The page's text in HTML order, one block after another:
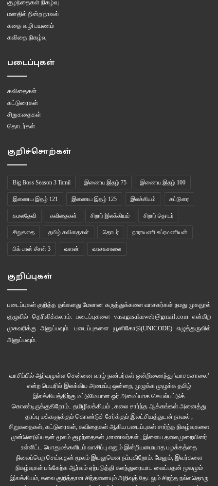
குழந்தைகள் நிகழ்வு
மனதில் நின்ற நாவல்
கதை வழி பயணம்
கவிதை நிகழ்வு
படைப்புகள்
கவிதைகள்
கட்டுரைகள்
சிறுகதைகள்
தொடர்கள்
குறிச்சொற்கள்
Big Boss Season 3 Tamil இணைய இதழ் 75 இணைய இதழ் 100
இணைய இதழ் 121 இணைய இதழ் 125 இலக்கியம் கட்டுரை
கமலதேவி கவிதைகள் சிறார் இலக்கியம் சிறார் தொடர்
சிறுகதை தமிழ் கவிதைகள் தொடர் நாராயணி சுப்ரமணியன்
பிக் பாஸ் சீசன் 3 வளன் வாசகசாலை
குறிப்புகள்
படைப்புகள் குறித்த தங்களது மேலான கருத்துக்களை வாசகர்கள் நமது முகநூல்
குழுவில் தெரிவிக்கலாம். படைப்புகளை vasagasalaiweb@gmail.com என்கிற
முகவரிக்கு அனுப்பவும். படைப்புகளை யூனிகோடு(UNICODE)எழுத்துருவில்
அனுப்பவும்.
வாசிப்பில் ஆர்வமுள்ள சென்னை வாழ் நண்பர்கள் ஒன்றிணைந்து 'வாசகசாலை'
என்ற பெயரில் இலக்கிய அமைப்பு ஒன்றை, முழுக்க முழுக்க தமிழ்
இலக்கியத்திற்கு மட்டுமேயான ஓர் அமைப்பாக செயல்பட்டுக்
கொண்டிருக்குகிறோம்.. தமிழிலக்கியம் , கலை சார்ந்த ஆக்கங்கள் அனைத்து
தரப்பு மக்களுக்கும் கொண்டுச் சேர்க்கும் இலட்சியத்துடன் நாவல் ,
சிறுகதைகள், கட்டுரைகள், கவிதைகள் ஆகிய படைப்புகள் சார்ந்த நிகழ்வுகளை
முன்னெடுப்பதன் மூலம் குழந்தைகள் ,மாணவர்கள் , இளைய தலைமுறையினர்
உள்ளிட்ட பொதுமக்களிடம் வாசிப்பு எனும் இன்றியமையாத பழக்கத்தை
நிலைப்பெற செய்வதன் மூலம் இயலுமென நம்புகிறோம். மேலும், இவர்களை
நிகழ்வுகள் பங்கேற்க ஆர்வம் ஏற்படுத்தி கலந்துரையாட வைப்பதன் மூலமும்
இலக்கியம், கலை குறித்தான சிந்தனையும் அறிவுத் தேடலும் சிறந்த நல்லதொரு